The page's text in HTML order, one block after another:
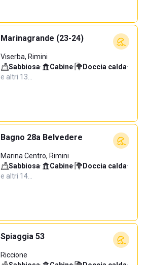
Marinagrande (23-24)
Viserba, Rimini
Sabbiosa· Cabine· Doccia calda·
e altri 13…
Bagno 28a Belvedere
Marina Centro, Rimini
Sabbiosa· Cabine· Doccia calda·
e altri 14…
Spiaggia 53
Riccione